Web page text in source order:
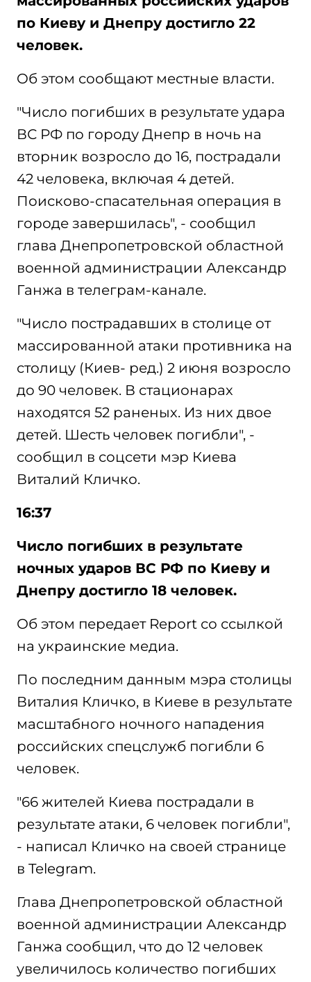
по Киеву и Днепру достигло 22
человек.
Oб этом сообщают местные власти.
"Число погибших в результате удара
ВС РФ по городу Днепр в ночь на
вторник возросло до 16, пострадали
42 человека, включая 4 детей.
Поисково-спасательная операция в
городе завершилась", - сообщил
глава Днепропетровской областной
военной администрации Александр
Ганжа в телеграм-канале.
"Число пострадавших в столице от
массированной атаки противника на
столицу (Киев- ред.) 2 июня возросло
до 90 человек. В стационарах
находятся 52 раненых. Из них двое
детей. Шесть человек погибли", -
сообщил в соцсети мэр Киева
Виталий Кличко.
16:37
Число погибших в результате
ночных ударов ВС РФ по Киеву и
Днепру достигло 18 человек.
Об этом передает Report со ссылкой
на украинские медиа.
По последним данным мэра столицы
Виталия Кличко, в Киеве в результате
масштабного ночного нападения
российских спецслужб погибли 6
человек.
"66 жителей Киева пострадали в
результате атаки, 6 человек погибли",
- написал Кличко на своей странице
в Telegram.
Глава Днепропетровской областной
военной администрации Александр
Ганжа сообщил, что до 12 человек
увеличилось количество погибших